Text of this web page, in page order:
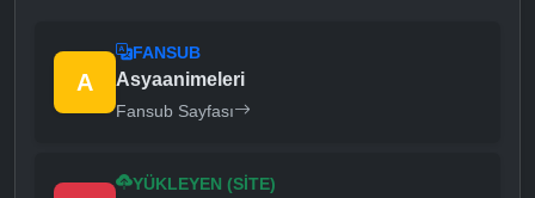
A
FANSUB
Asyaanimeleri
Fansub Sayfası
YÜKLEYEN (SITE)